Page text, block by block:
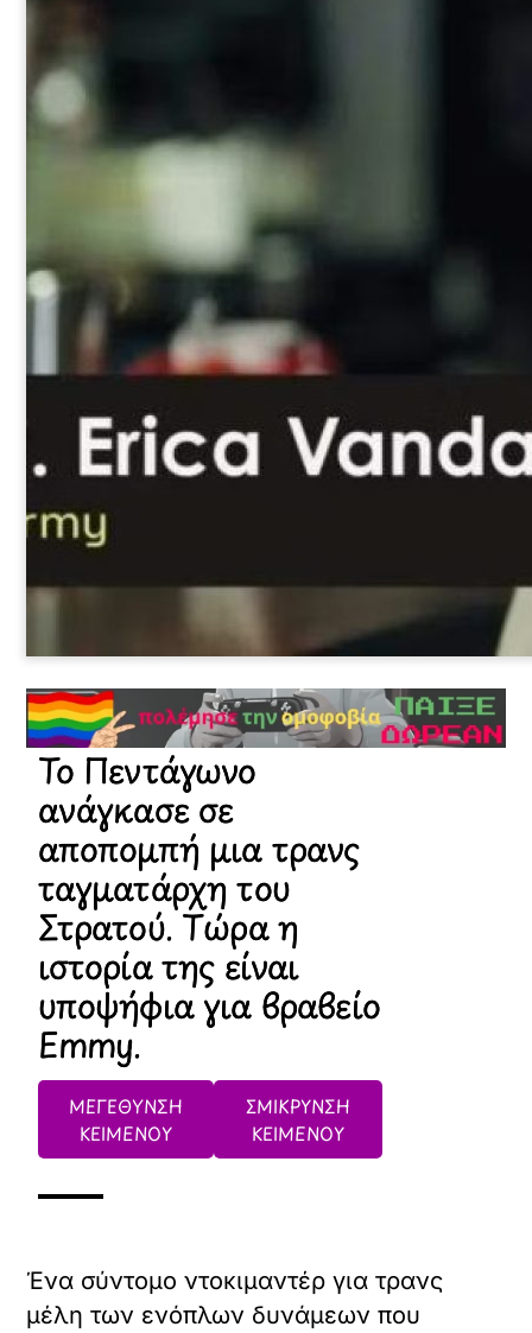
Το Πεντάγωνο
ανάγκασε σε
αποπομπή μια τρανς
ταγματάρχη του
Στρατού. Τώρα η
ιστορία της είναι
υποψήφια για βραβείο
Emmy.
ΜΕΓΕΘΥΝΣΗ
ΚΕΙΜΕΝΟΥ
ΣΜΙΚΡΥΝΣΗ
ΚΕΙΜΕΝΟΥ
Ένα σύντομο ντοκιμαντέρ για τρανς
μέλη των ενόπλων δυνάμεων που